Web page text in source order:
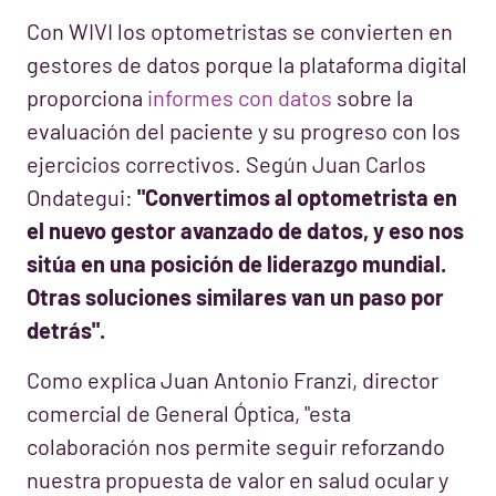
Con WIVI los optometristas se convierten en
gestores de datos porque la plataforma digital
proporciona informes con datos sobre la
evaluación del paciente y su progreso con los
ejercicios correctivos. Según Juan Carlos
Ondategui: "Convertimos al optometrista en
el nuevo gestor avanzado de datos, y eso nos
sitúa en una posición de liderazgo mundial.
Otras soluciones similares van un paso por
detrás".
Como explica Juan Antonio Franzi, director
comercial de General Óptica, "esta
colaboración nos permite seguir reforzando
nuestra propuesta de valor en salud ocular y